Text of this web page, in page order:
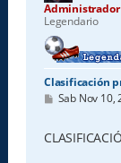
Administrador
Legendario
Clasificación
M
s
a
Sab Nov 10,